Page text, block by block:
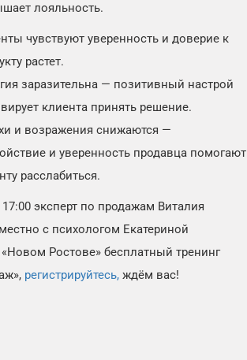
лояльность.
чувствуют уверенность и доверие к
растет.
заразительна — позитивный настрой
клиента принять решение.
и возражения снижаются —
и уверенность продавца помогают
расслабиться.
эксперт по продажам Виталия
с психологом Екатериной
Ростове» бесплатный тренинг
регистрируйтесь, ждём вас!